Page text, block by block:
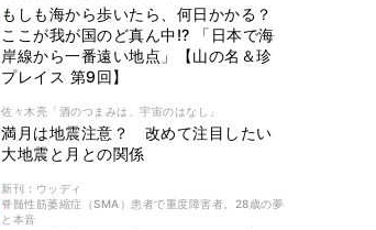
もしも海から歩いたら、何日かかる？
ここが我が国のど真ん中!? 「日本で海
岸線から一番遠い地点」【山の名＆珍
プレイス 第9回】
佐々木亮「酒のつまみは、宇宙のはなし」
満月は地震注意？ 改めて注目したい
大地震と月との関係
新刊 : ウッディ
脊髄性筋萎縮症（SMA）患者で重度障害者。28歳の夢
と本音